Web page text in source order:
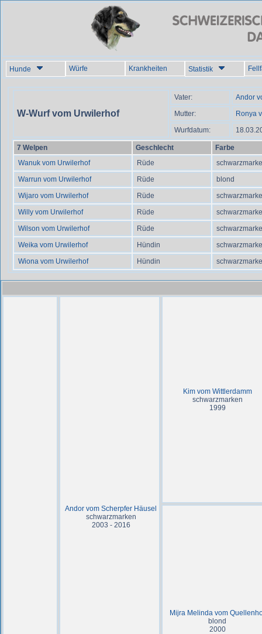
Hunde Würfe Krankheiten Statistik
W-Wurf vom Urwilerhof
Vater:
Andor
Mutter:
Ronya
Wurfdatum:
7 Welpen Geschlecht
Farbe
Wanuk vom Urwilerhof
Rüde
Warrun vom Urwilerhof
Rüde
blond
Wijaro vom Urwilerhof
Rüde
Willy vom Urwilerhof
Rüde
Wilson vom Urwilerhof
Rüde
Weika vom Urwilerhof
Hündin
Wiona vom Urwilerhof
Hündin
Andor vom Scherpfer Häusel
schwarzmarken
2003 - 2016
Kim vom Wittlerdamm
schwarzmarken
1999
Mijra Melinda vom
blond
2000